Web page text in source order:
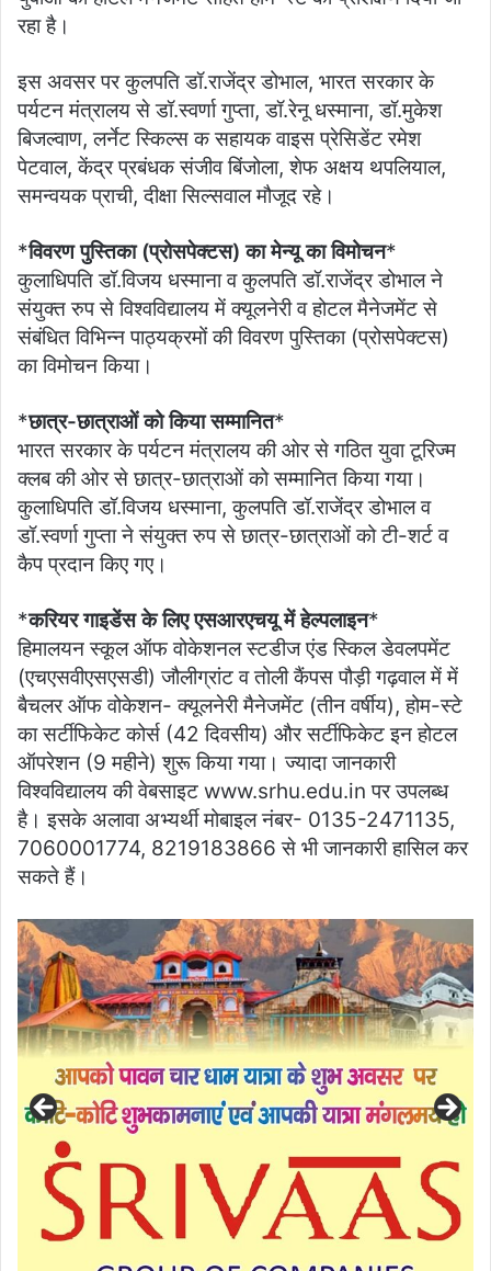
रहा है।
इस अवसर पर कुलपति डॉ.राजेंद्र डोभाल, भारत सरकार के
पर्यटन मंत्रालय से डॉ.स्वर्णा गुप्ता, डॉ.रेनू धस्माना, डॉ.मुकेश
बिजल्वाण, लर्नेट स्किल्स क सहायक वाइस प्रेसिडेंट रमेश
पेटवाल, केंद्र प्रबंधक संजीव बिंजोला, शेफ अक्षय थपलियाल,
समन्वयक प्राची, दीक्षा सिल्सवाल मौजूद रहे।
*विवरण पुस्तिका (प्रोसपेक्टस) का मेन्यू का विमोचन*
कुलाधिपति डॉ.विजय धस्माना व कुलपति डॉ.राजेंद्र डोभाल ने
संयुक्त रुप से विश्वविद्यालय में क्यूलनेरी व होटल मैनेजमेंट से
संबंधित विभिन्न पाठ्यक्रमों की विवरण पुस्तिका (प्रोसपेक्टस)
का विमोचन किया।
*छात्र-छात्राओं को किया सम्मानित*
भारत सरकार के पर्यटन मंत्रालय की ओर से गठित युवा टूरिज्म
क्लब की ओर से छात्र-छात्राओं को सम्मानित किया गया।
कुलाधिपति डॉ.विजय धस्माना, कुलपति डॉ.राजेंद्र डोभाल व
डॉ.स्वर्णा गुप्ता ने संयुक्त रुप से छात्र-छात्राओं को टी-शर्ट व
कैप प्रदान किए गए।
*करियर गाइडेंस के लिए एसआरएचयू में हेल्पलाइन*
हिमालयन स्कूल ऑफ वोकेशनल स्टडीज एंड स्किल डेवलपमेंट
(एचएसवीएसएसडी) जौलीग्रांट व तोली कैंपस पौड़ी गढ़वाल में में
बैचलर ऑफ वोकेशन- क्यूलनेरी मैनेजमेंट (तीन वर्षीय), होम-स्टे
का सर्टीफिकेट कोर्स (42 दिवसीय) और सर्टीफिकेट इन होटल
ऑपरेशन (9 महीने) शुरू किया गया। ज्यादा जानकारी
विश्वविद्यालय की वेबसाइट www.srhu.edu.in पर उपलब्ध
है। इसके अलावा अभ्यर्थी मोबाइल नंबर- 0135-2471135,
7060001774, 8219183866 से भी जानकारी हासिल कर
सकते हैं।